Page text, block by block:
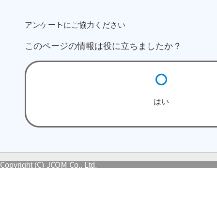
アンケートにご協力ください
このページの情報は役に立ちましたか？
はい
Copyright (C) JCOM Co., Ltd.